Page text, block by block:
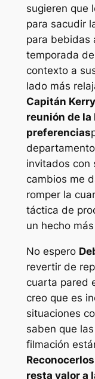
sugieren que
para sacudir
para bebidas
temporada
contexto a
lado más
Capitán
reunión de la
preferencias
invitados con
cambios me
romper la
táctica de
un hecho
No espero
revertir de
cuarta pared
creo que es
situaciones
saben que
filmación
resta valor a